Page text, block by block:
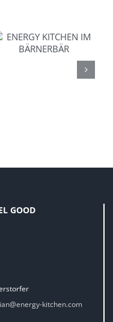
HAPPY BRUNCH
– AB SEPTEMBER
NOCH FRISCHER
GOOD
kitchen.com